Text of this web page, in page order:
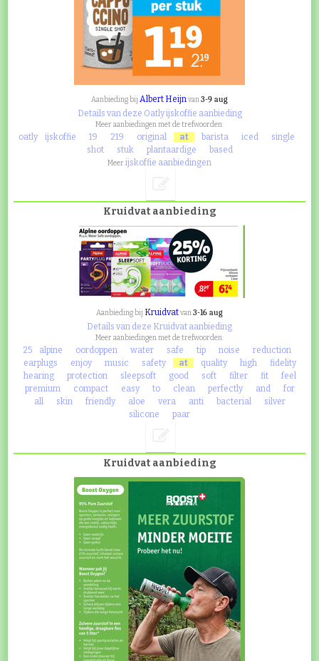
Aanbieding bij Albert Heijnvan3-9 aug
Details van deze Oatly ijskoffie aanbieding
Meer aanbiedingen met de trefwoorden:
oatly ijskoffie 19 219 original at barista iced
single
shot
stuk plantaardige based
Meer ijskoffie aanbiedingen
Kruidvat aanbieding
Aanbieding bij Kruidvatvan3-16 aug
Details van deze Kruidvat aanbieding
Meer aanbiedingen met de trefwoorden:
25 alpine oordoppen water safe tip noise
reduction
earplugs
enjoy music safety at quality high
fidelity
hearing
protection sleepsoft good soft filter fit
feel
premium
compact easy to clean perfectly and
for
all
skin friendly aloe vera anti bacterial
silver
silicone
paar
Kruidvat aanbieding